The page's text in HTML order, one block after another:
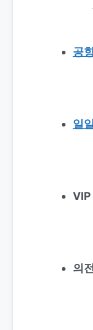
공
일
VIP
의